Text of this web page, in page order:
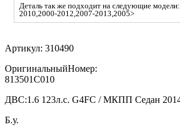
Деталь так же подходит на следующие
2010,2000-2012,2007-2013,2005>
Артикул: 310490
ОригинальныйНомер:
813501C010
ДВС:1.6 123л.с. G4FC / МКПП Седан
Б.у.